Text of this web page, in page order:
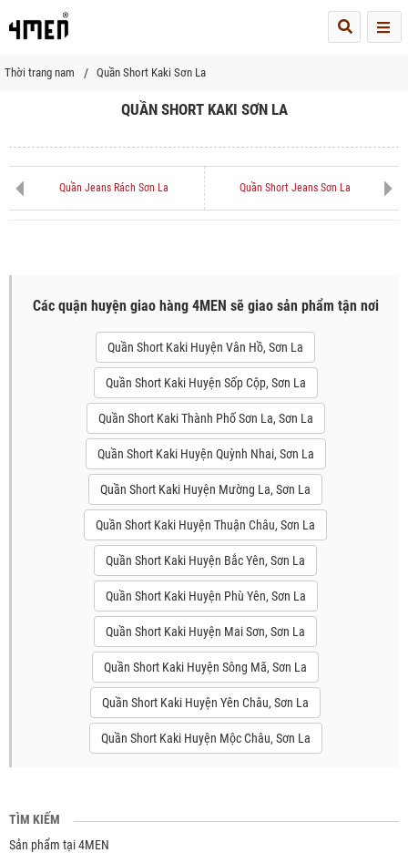
Thời trang nam Quần Short Kaki Sơn La
QUẦN SHORT KAKI SƠN LA
Quần Jeans Rách Sơn La Quần Short Jeans Sơn La
Các quận huyện giao hàng 4MEN sẽ giao sản phẩm tận nơi
Quần Short Kaki Huyện Vân Hồ, Sơn La
Quần Short Kaki Huyện Sốp Cộp, Sơn La
Quần Short Kaki Thành Phố Sơn La, Sơn La
Quần Short Kaki Huyện Quỳnh Nhai, Sơn La
Quần Short Kaki Huyện Mường La, Sơn La
Quần Short Kaki Huyện Thuận Châu, Sơn La
Quần Short Kaki Huyện Bắc Yên, Sơn La
Quần Short Kaki Huyện Phù Yên, Sơn La
Quần Short Kaki Huyện Mai Sơn, Sơn La
Quần Short Kaki Huyện Sông Mã, Sơn La
Quần Short Kaki Huyện Yên Châu, Sơn La
Quần Short Kaki Huyện Mộc Châu, Sơn La
TÌM KIẾM
Sản phẩm tại 4MEN